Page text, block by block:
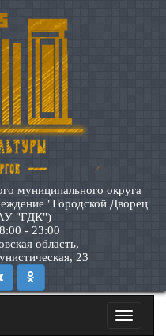
муниципального округа
"Городской Дворец
"ГДК")
- 23:00
область,
23
Toggle